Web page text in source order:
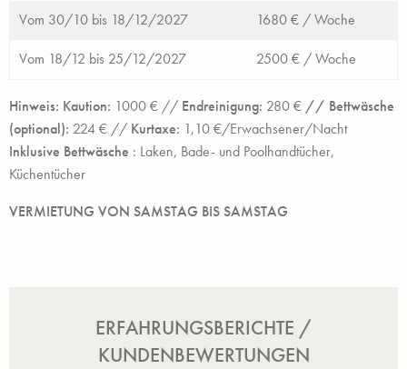
Vom 30/10 bis 18/12/2027 1680 € /Woche
Vom 18/12 bis 25/12/2027 2500 € /Woche
Hinweis: Kaution: 1000 € // Endreinigung: 280 € // Bettwäsche
(optional): 224 € // Kurtaxe: 1,10 €/Erwachsener/Nacht
Inklusive Bettwäsche : Laken, Bade- und Poolhandtücher,
Küchentücher
VERMIETUNG VON SAMSTAG BIS SAMSTAG
ERFAHRUNGSBERICHTE /
KUNDENBEWERTUNGEN